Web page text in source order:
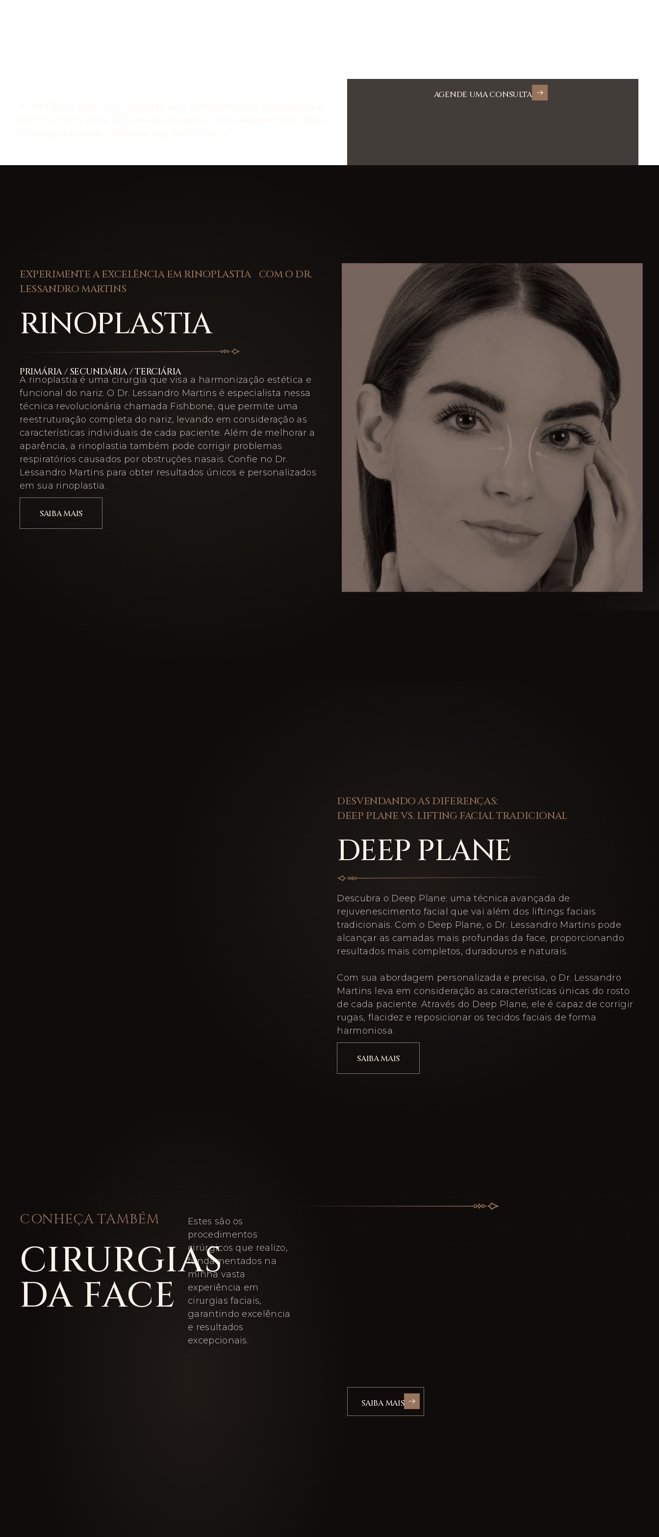
AGENDE UMA CONSULTA
EXPERIMENTE A EXCELÊNCIA EM RINOPLASTIA COM O DR.
LESSANDRO MARTINS
RINOPLASTIA
PRIMÁRIA / SECUNDÁRIA / TERCIÁRIA
A rinoplastia é uma cirurgia que visa a harmonização estética e
funcional do nariz. O Dr. Lessandro Martins é especialista nessa
técnica revolucionária chamada Fishbone, que permite uma
reestruturação completa do nariz, levando em consideração as
características individuais de cada paciente. Além de melhorar a
aparência, a rinoplastia também pode corrigir problemas
respiratórios causados por obstruções nasais. Confie no Dr.
Lessandro Martins para obter resultados únicos e personalizados
em sua rinoplastia.
SAIBA MAIS
DESVENDANDO AS DIFERENÇAS:
DEEP PLANE VS. LIFTING FACIAL TRADICIONAL
DEEP PLANE
Descubra o Deep Plane: uma técnica avançada de
rejuvenescimento facial que vai além dos liftings faciais
tradicionais. Com o Deep Plane, o Dr. Lessandro Martins pode
alcançar as camadas mais profundas da face, proporcionando
resultados mais completos, duradouros e naturais.
Com sua abordagem personalizada e precisa, o Dr. Lessandro
Martins leva em consideração as características únicas do rosto
de cada paciente. Através do Deep Plane, ele é capaz de corrigir
rugas, flacidez e reposicionar os tecidos faciais de forma
harmoniosa.
SAIBA MAIS
CONHEÇA TAMBÉM
CIRURGIAS
DA FACE
Estes são os
procedimentos
cirúrgicos que realizo,
fundamentados na
minha vasta
experiência em
cirurgias faciais,
garantindo excelência
e resultados
excepcionais.
SAIBA MAIS